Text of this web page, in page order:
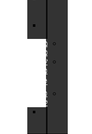
משחקי
פנאי
שערי
כדורגל
⚽
טרמפולינות
לחצר